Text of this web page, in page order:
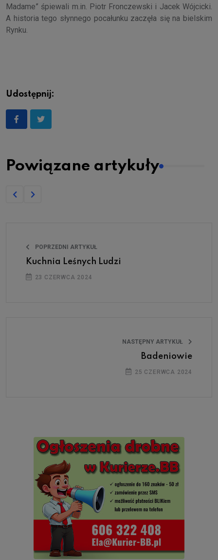
Madame” śpiewali m.in. Piotr Fronczewski i Jacek Wójcicki.
A historia tego słynnego pocałunku zaczęła się na bielskim
Rynku.
Udostępnij:
Powiązane artykuły
POPRZEDNI ARTYKUŁ
Kuchnia Leśnych Ludzi
23 CZERWCA 2024
NASTĘPNY ARTYKUŁ
Badeniowie
25 CZERWCA 2024